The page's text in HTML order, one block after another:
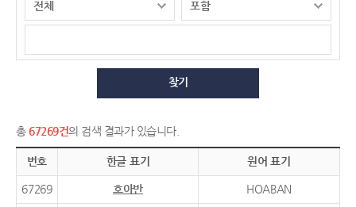
찾기
총 67269건의 검색 결과가 있습니다.
번호 한글 표기 원어 표기
67269 호아반 HOABAN